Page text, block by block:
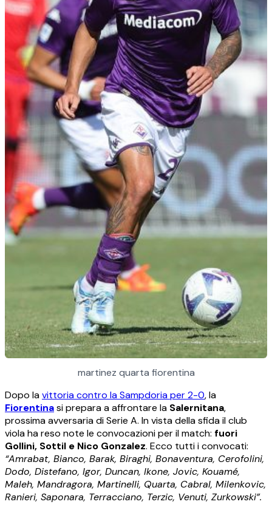
martinez quarta fiorentina
Dopo lavittoria contro la Sampdoria per 2-0, la
Fiorentinasi prepara a affrontare la Salernitana,
prossima avversaria di Serie A. In vista della sfida il club
viola ha reso note le convocazioni per il match: fuori
Gollini, Sottil e Nico Gonzalez. Ecco tutti i convocati:
“Amrabat, Bianco, Barak, Biraghi, Bonaventura, Cerofolini,
Dodo, Distefano, Igor, Duncan, Ikone, Jovic, Kouamé,
Maleh, Mandragora, Martinelli, Quarta, Cabral, Milenkovic,
Ranieri, Saponara, Terracciano, Terzic, Venuti, Zurkowski”.